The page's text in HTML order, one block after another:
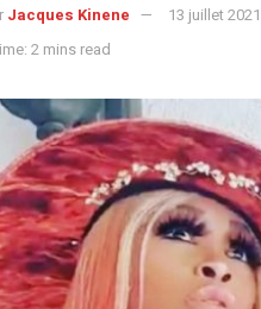
Jacques Kinene 13 juillet
2 mins read